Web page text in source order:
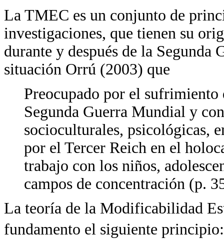
La TMEC es un conjunto de
investigaciones, que tienen su
durante y después de la Segunda
situación Orrú (2003) que
Preocupado por el sufrimiento
Segunda Guerra Mundial y
socioculturales, psicológicas,
por el Tercer Reich en el
trabajo con los niños,
campos de concentración (p.
La teoría de la Modificabilidad
fundamento el siguiente principio: